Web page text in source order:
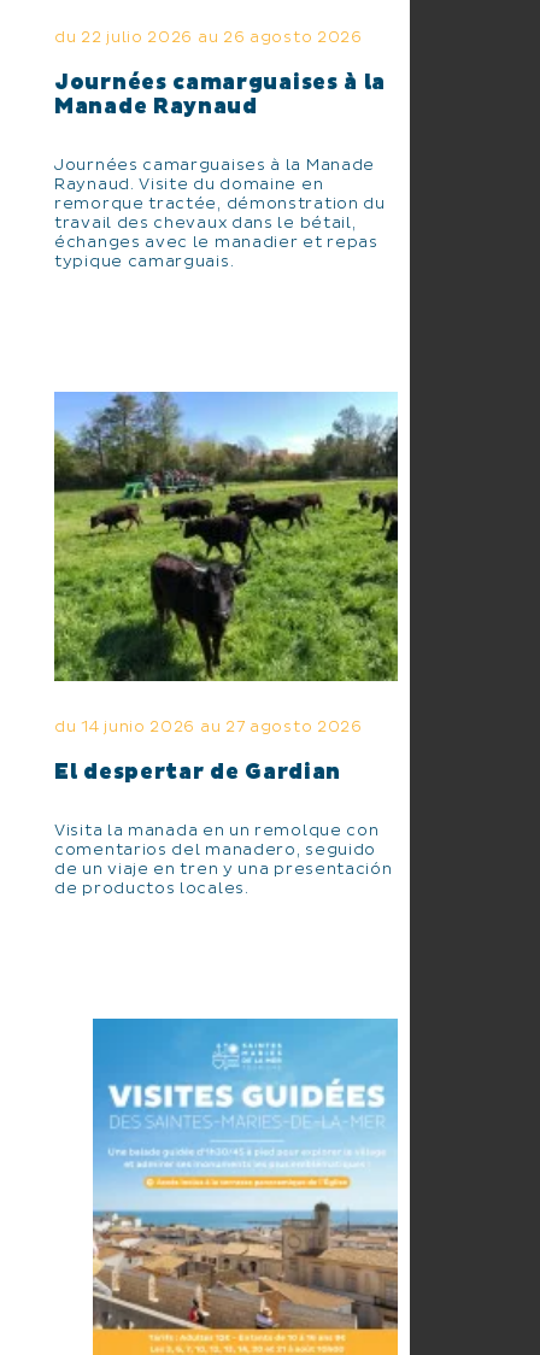
du 22 julio 2026 au 26 agosto 2026
Journées camarguaises à la
Manade Raynaud
Journées camarguaises à la Manade
Raynaud. Visite du domaine en
remorque tractée, démonstration du
travail des chevaux dans le bétail,
échanges avec le manadier et repas
typique camarguais.
du 14 junio 2026 au 27 agosto 2026
El despertar de Gardian
Visita la manada en un remolque con
comentarios del manadero, seguido
de un viaje en tren y una presentación
de productos locales.